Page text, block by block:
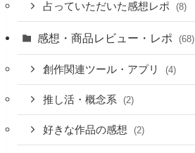
占っていただいた感想レポ (8)
感想・商品レビュー・レポ (68)
創作関連ツール・アプリ (4)
推し活・概念系 (2)
好きな作品の感想 (2)